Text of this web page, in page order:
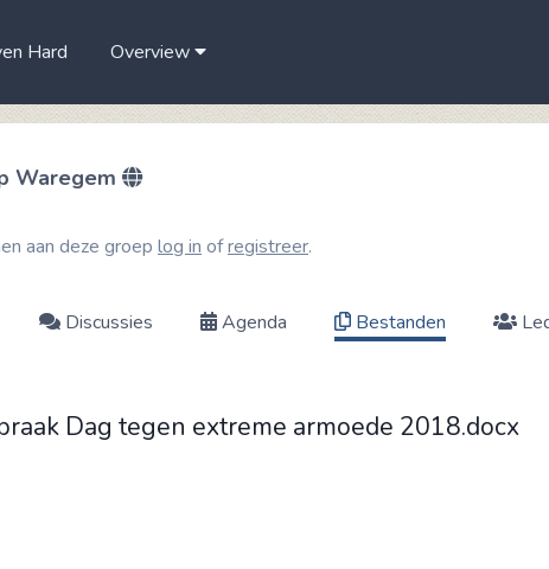
Hard Overview
Waregem
aan deze groep log in ofregistreer.
Discussies Agenda Bestanden
Dag tegen extreme armoede 2018.docx